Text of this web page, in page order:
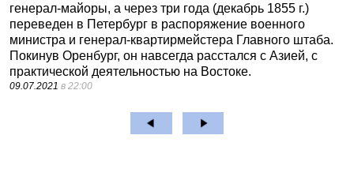
генерал-майоры, а через три года (декабрь 1855 г.)
переведен в Петербург в распоряжение военного
министра и генерал-квартирмейстера Главного штаба.
Покинув Оренбург, он навсегда расстался с Азией, с
практической деятельностью на Востоке.
09.07.2021 в 22:00